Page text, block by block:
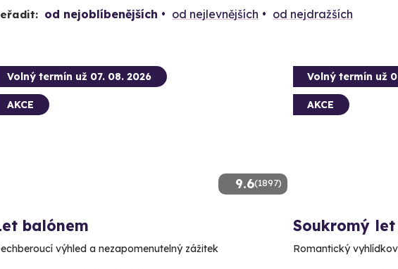
od nejoblíbenějších od nejlevnějších od nejdražších
9.6(1897)
Volný termín už 07. 08. 2026
AKCE
balónem
výhled a nezapomenutelný zážitek
Volný termín už
AKCE
Soukromý
Romantický